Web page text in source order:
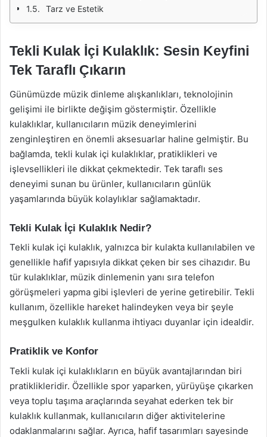
Tarz ve Estetik
Tekli Kulak İçi Kulaklık: Sesin Keyfini
Tek Taraflı Çıkarın
Günümüzde müzik dinleme alışkanlıkları, teknolojinin
gelişimi ile birlikte değişim göstermiştir. Özellikle
kulaklıklar, kullanıcıların müzik deneyimlerini
zenginleştiren en önemli aksesuarlar haline gelmiştir. Bu
bağlamda, tekli kulak içi kulaklıklar, pratiklikleri ve
işlevsellikleri ile dikkat çekmektedir. Tek taraflı ses
deneyimi sunan bu ürünler, kullanıcıların günlük
yaşamlarında büyük kolaylıklar sağlamaktadır.
Tekli Kulak İçi Kulaklık Nedir?
Tekli kulak içi kulaklık, yalnızca bir kulakta kullanılabilen ve
genellikle hafif yapısıyla dikkat çeken bir ses cihazıdır. Bu
tür kulaklıklar, müzik dinlemenin yanı sıra telefon
görüşmeleri yapma gibi işlevleri de yerine getirebilir. Tekli
kullanım, özellikle hareket halindeyken veya bir şeyle
meşgulken kulaklık kullanma ihtiyacı duyanlar için idealdir.
Pratiklik ve Konfor
Tekli kulak içi kulaklıkların en büyük avantajlarından biri
pratiklikleridir. Özellikle spor yaparken, yürüyüşe çıkarken
veya toplu taşıma araçlarında seyahat ederken tek bir
kulaklık kullanmak, kullanıcıların diğer aktivitelerine
odaklanmalarını sağlar. Ayrıca, hafif tasarımları sayesinde